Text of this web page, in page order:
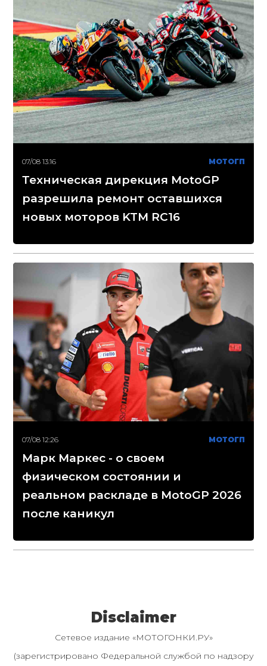
07/08 13:16 МОТОГП
Техническая дирекция MotoGP
разрешила ремонт оставшихся
новых моторов KTM RC16
07/08 12:26 МОТОГП
Марк Маркес - о своем
физическом состоянии и
реальном раскладе в MotoGP 2026
после каникул
Disclaimer
Сетевое издание «МОТОГОНКИ.РУ»
(зарегистрировано Федеральной службой по надзору